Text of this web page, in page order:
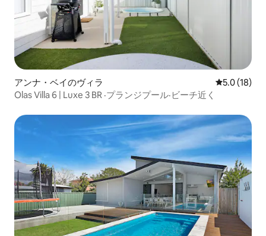
アンナ・ベイのヴィラ レビュー18
5.0 (18)
Olas Villa 6 | Luxe 3 BR ·プランジプール·ビーチ近く